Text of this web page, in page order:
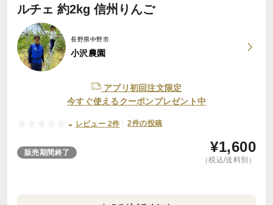
ルチェ 約2kg 信州りんご
長野県中野市
小沢農園
アプリ初回注文限定
今すぐ使えるクーポンプレゼント中
- レビュー 2件 2件の投稿
販売期間終了 ¥1,600
（税込/送料別）